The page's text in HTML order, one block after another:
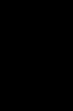
Подобрала
все в срок,